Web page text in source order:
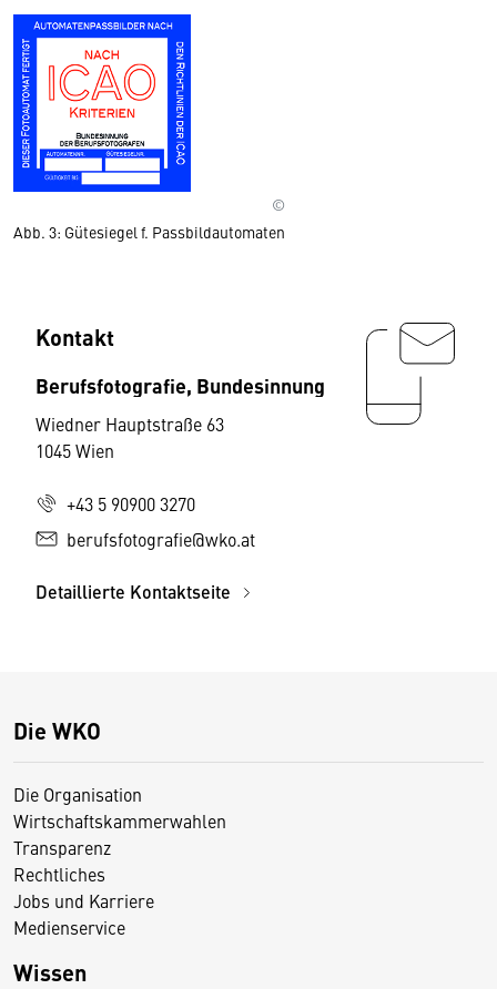
©
Abb. 3: Gütesiegel f. Passbildautomaten
Kontakt
Berufsfotografie, Bundesinnung
Wiedner Hauptstraße 63
1045 Wien
+43 5 90900 3270
berufsfotografie@wko.at
Detaillierte Kontaktseite
Die WKO
Die Organisation
Wirtschaftskammerwahlen
Transparenz
Rechtliches
Jobs und Karriere
Medienservice
Wissen